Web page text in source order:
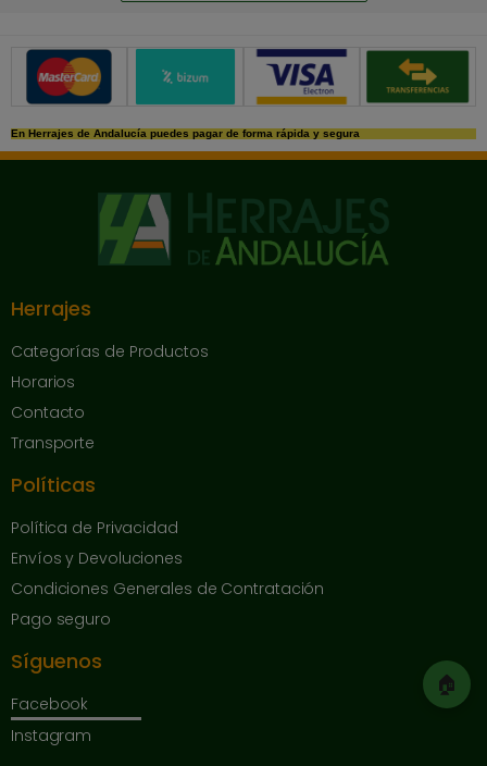
🏠
Métodos de pago seguros
En Herrajes de Andalucía puedes pagar de forma rápida y segura
Herrajes
Categorías de Productos
Horarios
Contacto
Transporte
Políticas
Política de Privacidad
Envíos y Devoluciones
Condiciones Generales de Contratación
Pago seguro
Síguenos
Facebook
Instagram